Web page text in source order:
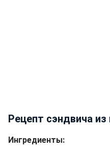
Рецепт сэндвича из
Ингредиенты: